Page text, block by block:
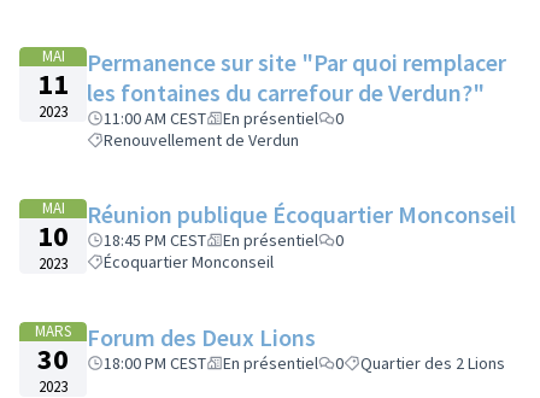
MAI
11
2023
Permanence sur site "Par quoi remplacer
les fontaines du carrefour de Verdun?"
11:00 AM CEST En présentiel
0
Renouvellement de Verdun
MAI
10
2023
Réunion publique Écoquartier Monconseil
18:45 PM CEST En présentiel
0
Écoquartier Monconseil
MARS
30
2023
Forum des Deux Lions
18:00 PM CEST En présentiel 0 Quartier des 2 Lions